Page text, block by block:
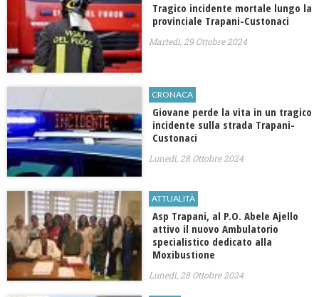
Tragico incidente mortale lungo la
provinciale Trapani-Custonaci
Martedì, 29 Ottobre 2024
CRONACA
Giovane perde la vita in un tragico
incidente sulla strada Trapani-
Custonaci
Lunedì, 28 Ottobre 2024
ATTUALITÀ
Asp Trapani, al P.O. Abele Ajello
attivo il nuovo Ambulatorio
specialistico dedicato alla
Moxibustione
Lunedì, 28 Ottobre 2024